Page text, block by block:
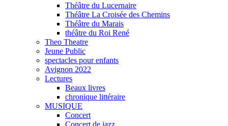
Théâtre du Lucernaire
Théâtre La Croisée des Chemins
Théâtre du Marais
théâtre du Roi René
Theo Theatre
Jeune Public
spectacles pour enfants
Avignon 2022
Lectures
Beaux livres
chronique littéraire
MUSIQUE
Concert
Concert de jazz